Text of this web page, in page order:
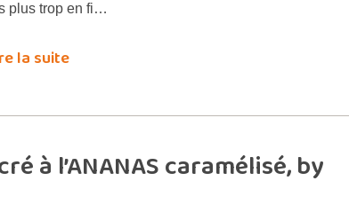
plus trop en fi…
la suite
à l’ANANAS caramélisé, by